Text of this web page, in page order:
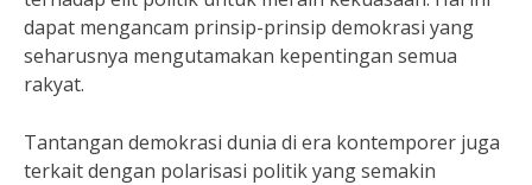
dapat mengancam prinsip-prinsip demokrasi yang
seharusnya mengutamakan kepentingan semua
rakyat.
Tantangan demokrasi dunia di era kontemporer juga
terkait dengan polarisasi politik yang semakin